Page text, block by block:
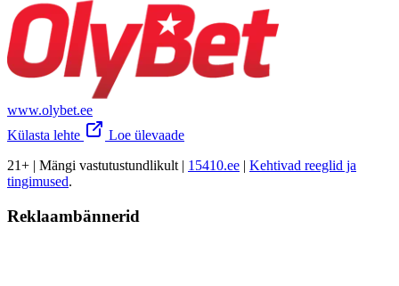
www.olybet.ee
Külasta lehte
Loe ülevaade
21+ | Mängi vastutustundlikult | 15410.ee | Kehtivad reeglid ja
tingimused.
Reklaambännerid